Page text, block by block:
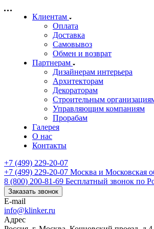
Клиентам
Оплата
Доставка
Самовывоз
Обмен и возврат
Партнерам
Дизайнерам интерьера
Архитекторам
Декораторам
Строительным
Управляющим компаниям
Прорабам
Галерея
О нас
Контакты
+7 (499) 229-20-07
+7 (499) 229-20-07 Москва и Московская
8 (800) 200-81-69 Бесплатный звонок по
Заказать звонок
E-mail
info@klinker.ru
Адрес